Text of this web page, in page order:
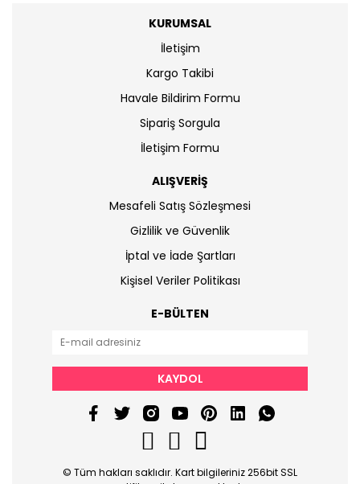
KURUMSAL
İletişim
Kargo Takibi
Havale Bildirim Formu
Sipariş Sorgula
İletişim Formu
ALIŞVERİŞ
Mesafeli Satış Sözleşmesi
Gizlilik ve Güvenlik
İptal ve İade Şartları
Kişisel Veriler Politikası
E-BÜLTEN
KAYDOL
© Tüm hakları saklıdır. Kart bilgileriniz 256bit SSL